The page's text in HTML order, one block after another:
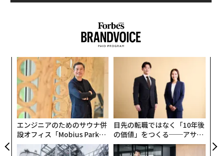
エンジニアのためのサウナ併
設オフィス「Mobius Park」
がオープン──タマディック
が健康経営を徹底する理由
目先の転職ではなく「10年後
の価値」をつくる──アサイ
ンの長期伴走型支援とは